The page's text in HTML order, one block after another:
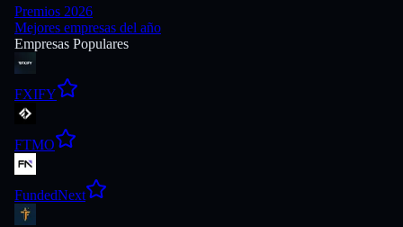
Premios 2026
Mejores empresas del año
Empresas Populares
FXIFY
FTMO
FundedNext